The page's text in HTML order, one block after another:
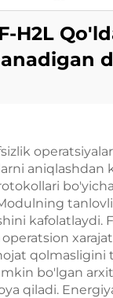
H2L
aniqlashdan
qolmasligini
bo'lgan
qiladi.